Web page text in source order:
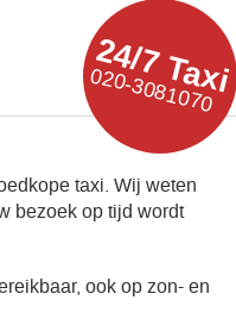
24/7 Taxi
020-3081070
taxi. Wij weten
bezoek op tijd wordt
ook op zon- en